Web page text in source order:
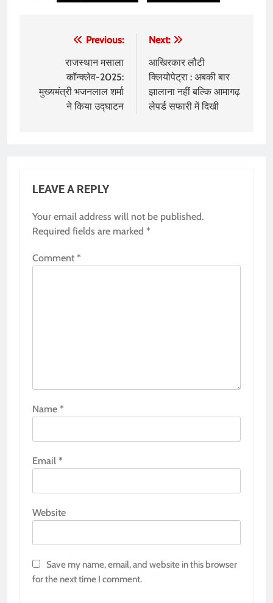
navigation
Previous:
राजस्थान मसाला
कॉन्क्लेव-2025:
मुख्यमंत्री भजनलाल शर्मा
ने किया उद्घाटन
Next:
आखिरकार लौटी
क्लियोपेट्रा : अबकी बार
झालाना नहीं बल्कि आमागढ़
लेपर्ड सफारी में दिखी
LEAVE A REPLY
Your email address will not be published.
Required fields are marked *
Comment *
Name *
Email *
Website
Save my name, email, and website in this browser
for the next time I comment.